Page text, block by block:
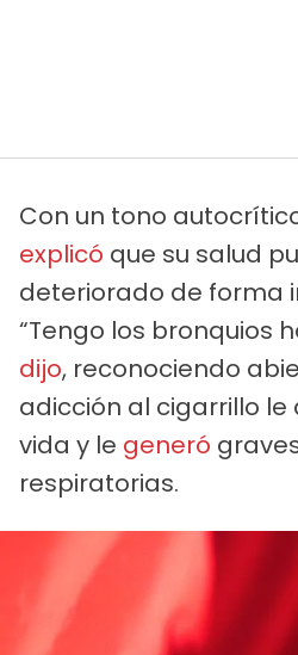
Con un tono
explicó que su salud
deteriorado de forma
“Tengo los bronquios
dijo, reconociendo
adicción al cigarrillo le
vida y le generó
respiratorias.